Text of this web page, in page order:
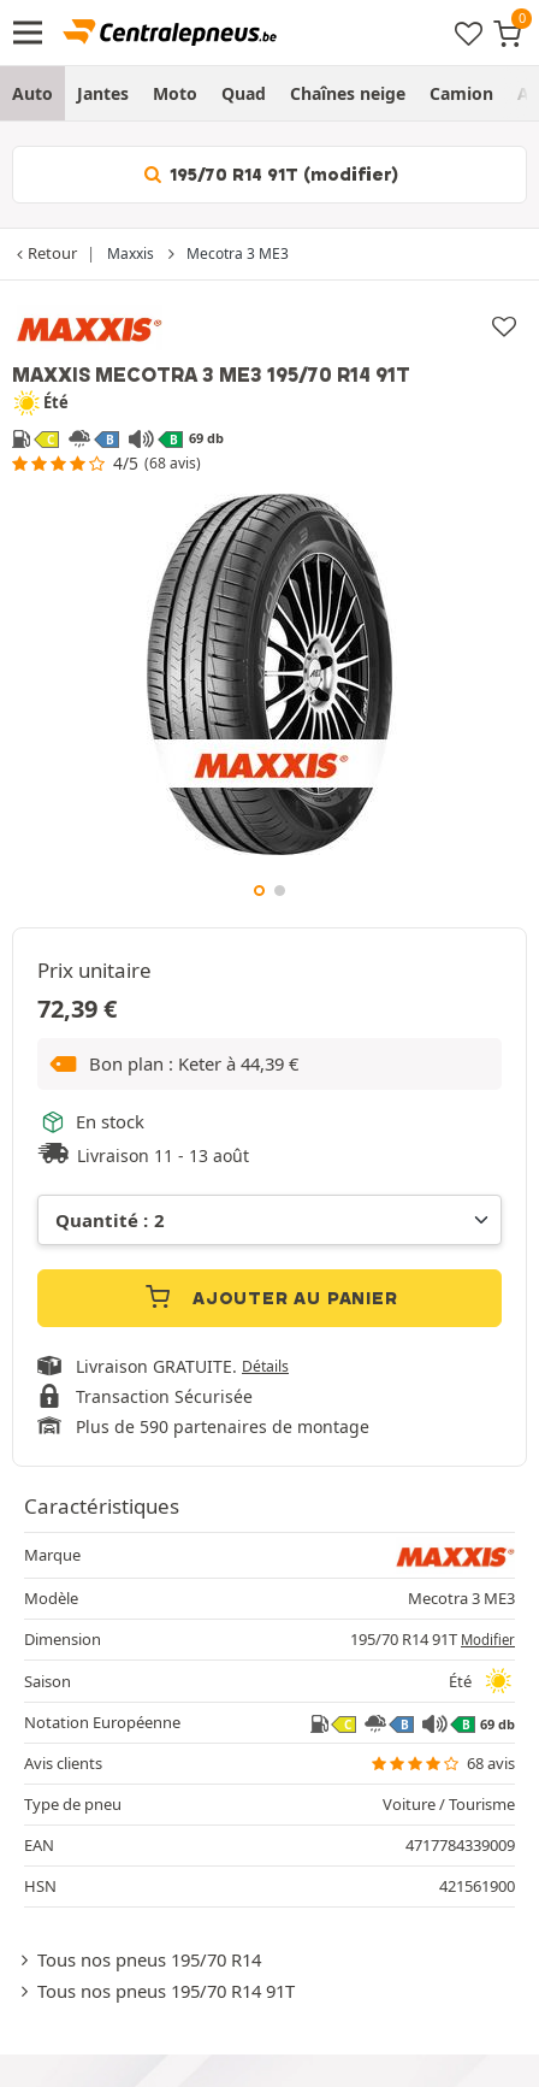
Auto Jantes Moto Quad Chaînes neige Camion
195/70 R14 91T (modifier)
Retour Maxxis Mecotra 3 ME3
MAXXIS MECOTRA 3 ME3 195/70 R14 91T
Été
C B B 69 db
4/5 (68 avis)
Prix unitaire
72,39€
Bon plan : Keter à 44,39 €
En stock
Livraison 11 - 13 août
AJOUTER AU PANIER
Livraison GRATUITE. Détails
Transaction Sécurisée
Plus de 590 partenaires de montage
Caractéristiques
Marque
Modèle
Mecotra 3 ME3
Dimension
195/70 R14 91T Modifier
Saison
Été
Notation Européenne
C B B 69 db
Avis clients
68 avis
Type de pneu
Voiture / Tourisme
EAN
4717784339009
HSN
421561900
Tous nos pneus 195/70 R14
Tous nos pneus 195/70 R14 91T